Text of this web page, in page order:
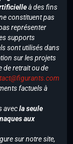
à des fins
constituent pas
représenter
supports
sont utilisés dans
sur les projets
de retrait ou de
factuels à
avecla seule
aux
sur notre site,